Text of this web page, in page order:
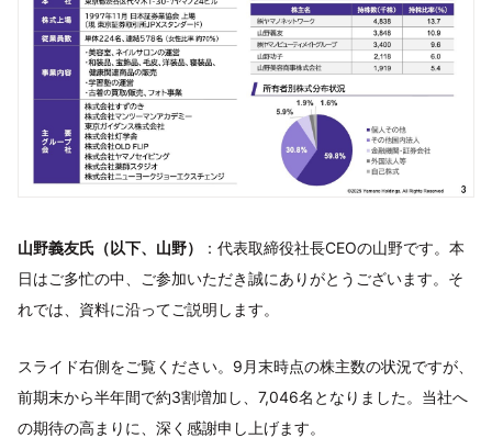
山野義友氏（以下、山野）
：代表取締役社長CEOの山野です。本
日はご多忙の中、ご参加いただき誠にありがとうございます。そ
れでは、資料に沿ってご説明します。
スライド右側をご覧ください。9月末時点の株主数の状況ですが、
前期末から半年間で約3割増加し、7,046名となりました。当社へ
の期待の高まりに、深く感謝申し上げます。